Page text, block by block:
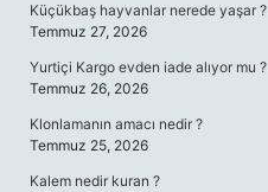
Küçükbaş hayvanlar nerede yaşar ?
Temmuz 27, 2026
Yurtiçi Kargo evden iade alıyor mu ?
Temmuz 26, 2026
Klonlamanın amacı nedir ?
Temmuz 25, 2026
Kalem nedir kuran ?